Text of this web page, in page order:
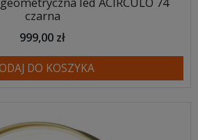
czarna
999,00 zł
DO KOSZYKA